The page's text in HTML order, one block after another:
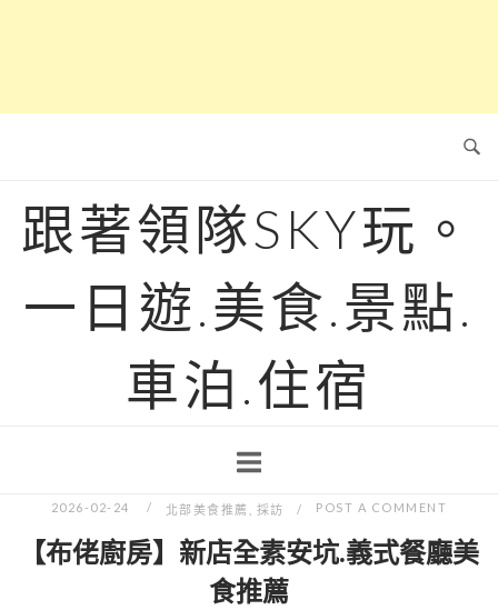
跟著領隊SKY玩。
一日遊.美食.景點.
車泊.住宿
2026-02-24 北部美食推薦 採訪 POST A COMMENT
【布佬廚房】新店全素安坑.義式餐廳美
食推薦